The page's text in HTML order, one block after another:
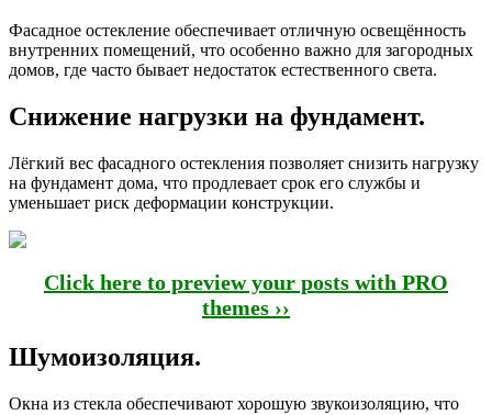
Фасадное остекление обеспечивает отличную освещённость
внутренних помещений, что особенно важно для загородных
домов, где часто бывает недостаток естественного света.
Снижение нагрузки на фундамент.
Лёгкий вес фасадного остекления позволяет снизить нагрузку
на фундамент дома, что продлевает срок его службы и
уменьшает риск деформации конструкции.
Click here to preview your posts with PRO
themes ››
Шумоизоляция.
Окна из стекла обеспечивают хорошую звукоизоляцию, что